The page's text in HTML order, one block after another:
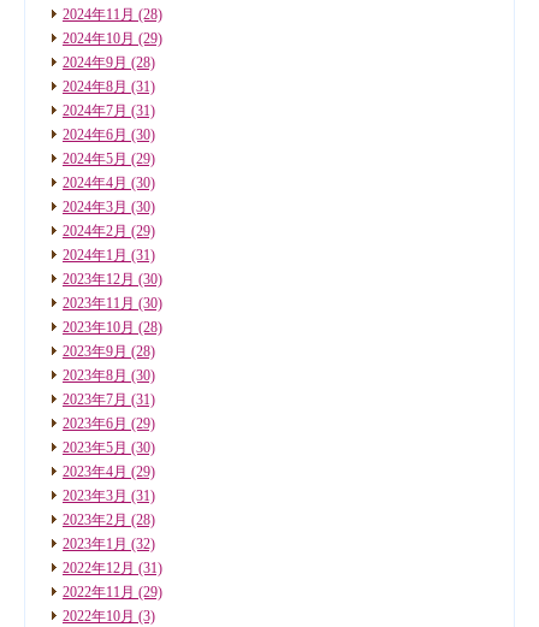
2024年11月 (28)
2024年10月 (29)
2024年9月 (28)
2024年8月 (31)
2024年7月 (31)
2024年6月 (30)
2024年5月 (29)
2024年4月 (30)
2024年3月 (30)
2024年2月 (29)
2024年1月 (31)
2023年12月 (30)
2023年11月 (30)
2023年10月 (28)
2023年9月 (28)
2023年8月 (30)
2023年7月 (31)
2023年6月 (29)
2023年5月 (30)
2023年4月 (29)
2023年3月 (31)
2023年2月 (28)
2023年1月 (32)
2022年12月 (31)
2022年11月 (29)
2022年10月 (3)